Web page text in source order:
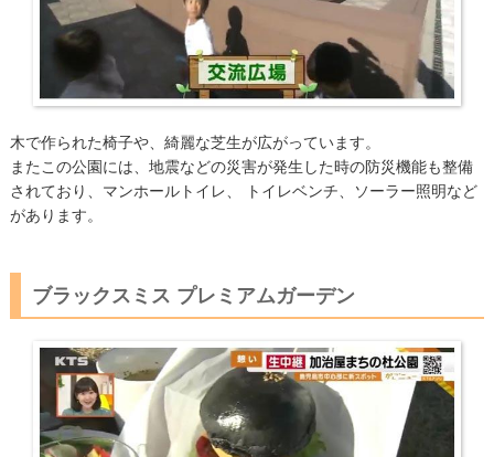
木で作られた椅子や、綺麗な芝生が広がっています。
またこの公園には、地震などの災害が発生した時の防災機能も整備
されており、マンホールトイレ、 トイレベンチ、ソーラー照明など
があります。
ブラックスミス プレミアムガーデン